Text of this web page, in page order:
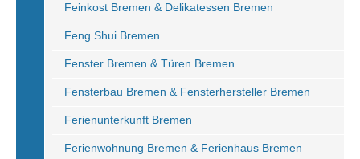
Feinkost Bremen & Delikatessen Bremen
Feng Shui Bremen
Fenster Bremen & Türen Bremen
Fensterbau Bremen & Fensterhersteller Bremen
Ferienunterkunft Bremen
Ferienwohnung Bremen & Ferienhaus Bremen